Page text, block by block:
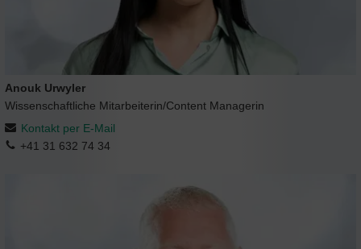
Anouk Urwyler
Wissenschaftliche Mitarbeiterin/Content Managerin
Kontakt per E-Mail
+41 31 632 74 34